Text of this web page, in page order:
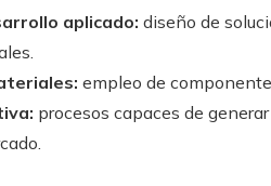
aplicado: diseño de
empleo de
procesos capaces de